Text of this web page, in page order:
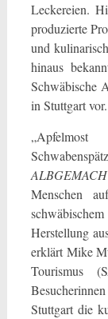
Leckereien.
produzierte
und
hinaus
Schwäbische
in Stuttgart vor.
Menschen
Herstellung
erklärt Mike
Tourismus
Stuttgart die